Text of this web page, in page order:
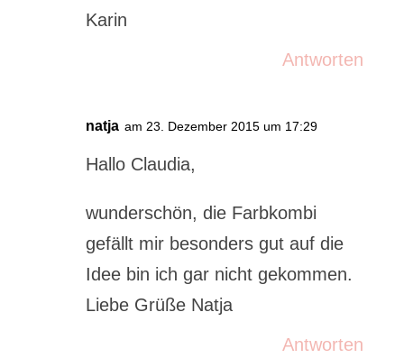
Karin
Antworten
natja am 23. Dezember 2015 um 17:29
Hallo Claudia,
wunderschön, die Farbkombi
gefällt mir besonders gut auf die
Idee bin ich gar nicht gekommen.
Liebe Grüße Natja
Antworten